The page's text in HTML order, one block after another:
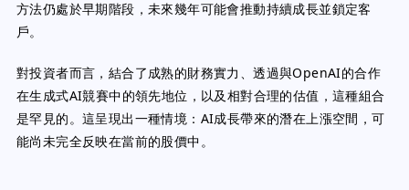
方法仍處於早期階段，未來幾年可能會推動持續成長並鎖定客
戶。
對投資者而言，結合了成熟的財務實力、透過與OpenAI的合作
在生成式AI競賽中的領先地位，以及相對合理的估值，這種組合
是罕見的。這呈現出一種情境：AI成長帶來的潛在上漲空間，可
能尚未完全反映在當前的股價中。